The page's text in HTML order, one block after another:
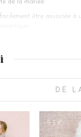
de la mariée.
être associée à
à partir d’un tulle
élégant coffret de la
DE
53€